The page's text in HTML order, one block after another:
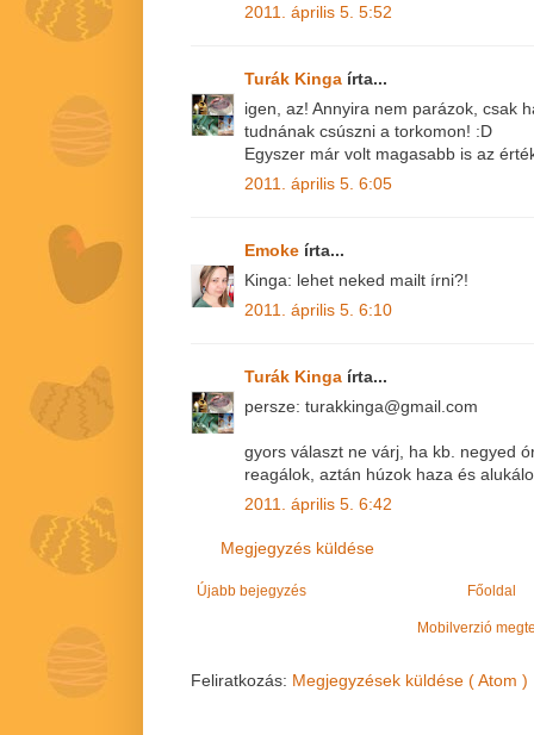
2011. április 5. 5:52
Turák Kinga írta...
igen, az! Annyira nem parázok, csak
tudnának csúszni a torkomon! :D
Egyszer már volt magasabb is az
2011. április 5. 6:05
Emoke írta...
Kinga: lehet neked mailt írni?!
2011. április 5. 6:10
Turák Kinga írta...
persze: turakkinga@gmail.com
gyors választ ne várj, ha kb. negyed
reagálok, aztán húzok haza és
2011. április 5. 6:42
Megjegyzés küldése
Újabb bejegyzés Főoldal
Mobilverzió
Feliratkozás: Megjegyzések küldése ( Atom )